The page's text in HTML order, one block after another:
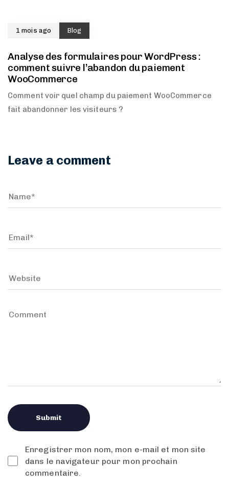
1 mois ago Blog
Analyse des formulaires pour WordPress :
comment suivre l’abandon du paiement
WooCommerce
Comment voir quel champ du paiement WooCommerce
fait abandonner les visiteurs ?
Leave a comment
Enregistrer mon nom, mon e-mail et mon site
dans le navigateur pour mon prochain
commentaire.